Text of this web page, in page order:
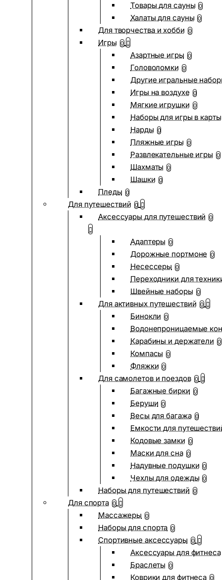
Товары для сауны 0
Халаты для сауны 0
Для творчества и хобби 0
Игры 0
Азартные игры 0
Головоломки 0
Другие игральные
Игры на воздухе 0
Мягкие игрушки 0
Наборы для игры в карты
Нарды 0
Пляжные игры 0
Развлекательные игры 0
Шахматы 0
Шашки 0
Пледы 0
Для путешествий 0
Аксессуары для путешествий 0
Адаптеры 0
Дорожные портмоне 0
Несессеры 0
Переходники для
Швейные наборы 0
Для активных путешествий 0
Бинокли 0
Водонепроницаемые
Карабины и держатели 0
Компасы 0
Фляжки 0
Для самолетов и поездов 0
Багажные бирки 0
Беруши 0
Весы для багажа 0
Емкости для
Кодовые замки 0
Маски для сна 0
Надувные подушки 0
Чехлы для одежды 0
Наборы для путешествий 0
Для спорта 0
Массажеры 0
Наборы для спорта 0
Спортивные аксессуары 0
Аксессуары для фитнеса
Браслеты 0
Коврики для фитнеса 0